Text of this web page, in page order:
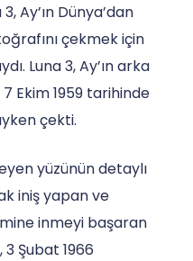
Ay’ın Dünya’dan
çekmek için
Luna 3, Ay’ın arka
Ekim 1959 tarihinde
çekti.
yüzünün detaylı
iniş yapan ve
inmeyi başaran
3 Şubat 1966